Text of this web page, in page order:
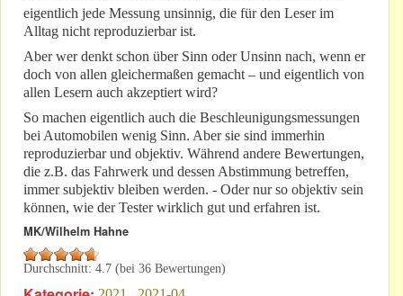
eigentlich jede Messung unsinnig, die für den Leser im
Alltag nicht reproduzierbar ist.
Aber wer denkt schon über Sinn oder Unsinn nach, wenn er
doch von allen gleichermaßen gemacht – und eigentlich von
allen Lesern auch akzeptiert wird?
So machen eigentlich auch die Beschleunigungsmessungen
bei Automobilen wenig Sinn. Aber sie sind immerhin
reproduzierbar und objektiv. Während andere Bewertungen,
die z.B. das Fahrwerk und dessen Abstimmung betreffen,
immer subjektiv bleiben werden. - Oder nur so objektiv sein
können, wie der Tester wirklich gut und erfahren ist.
MK/Wilhelm Hahne
Durchschnitt: 4.7 (bei 36 Bewertungen)